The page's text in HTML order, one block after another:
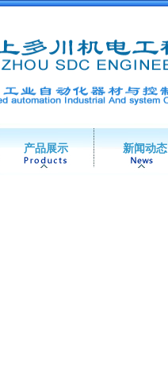
产品展示 新闻动态